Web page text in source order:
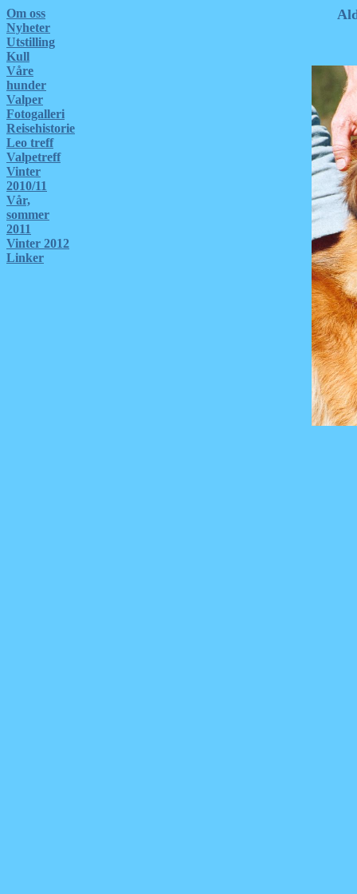
Om oss
Nyheter
Utstilling
Kull
Våre
hunder
Valper
Fotogalleri
Reisehistorie
Leo treff
Valpetreff
Vinter
2010/11
Vår,
sommer
2011
Vinter 2012
Linker